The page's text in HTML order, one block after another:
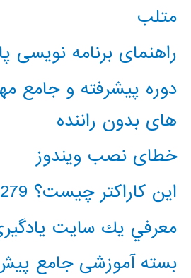
متلب
راهنمای برنامه نویسی
دوره پیشرفته و جامع
های بدون راننده
خطای نصب ویندوز
این کاراکتر چیست؟ 65279
معرفي يك سايت
بسته آموزشی جامع